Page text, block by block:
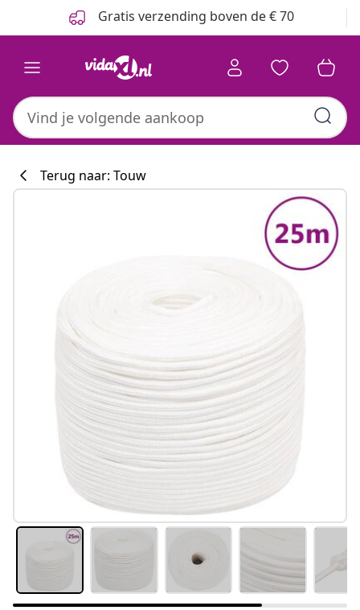
Gratis verzending boven de € 70
Terug naar: Touw